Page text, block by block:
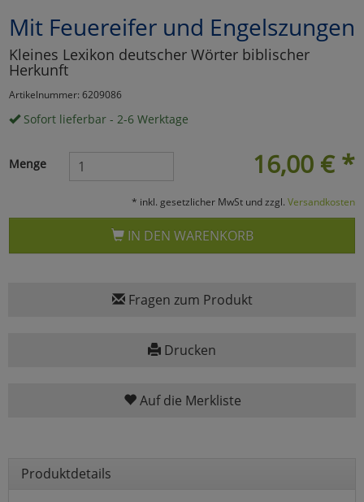
Mit Feuereifer und Engelszungen
Kleines Lexikon deutscher Wörter biblischer
Herkunft
Artikelnummer: 6209086
Sofort lieferbar - 2-6 Werktage
16,00 € *
Menge
* inkl. gesetzlicher MwSt und zzgl. Versandkosten
IN DEN WARENKORB
Fragen zum Produkt
Drucken
Auf die Merkliste
Produktdetails
Marketing
Umfragetools
zurückzu Haupptseite